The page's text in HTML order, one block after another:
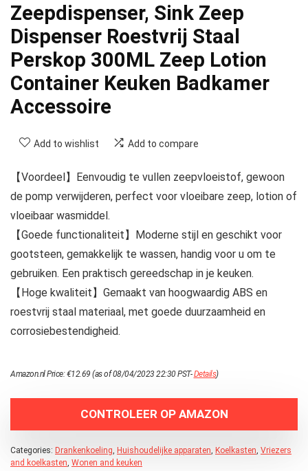
Zeepdispenser, Sink Zeep
Dispenser Roestvrij Staal
Perskop 300ML Zeep Lotion
Container Keuken Badkamer
Accessoire
Add to wishlist Add to compare
【Voordeel】Eenvoudig te vullen zeepvloeistof, gewoon
de pomp verwijderen, perfect voor vloeibare zeep, lotion of
vloeibaar wasmiddel.
【Goede functionaliteit】Moderne stijl en geschikt voor
gootsteen, gemakkelijk te wassen, handig voor u om te
gebruiken. Een praktisch gereedschap in je keuken.
【Hoge kwaliteit】Gemaakt van hoogwaardig ABS en
roestvrij staal materiaal, met goede duurzaamheid en
corrosiebestendigheid.
Amazon.nl Price:€12.69 (as of 08/04/2023 22:30 PST-Details)
CONTROLEER OP AMAZON
Categories: Drankenkoeling Huishoudelijke apparaten Koelkasten Vriezers
and koelkasten Wonen and keuken